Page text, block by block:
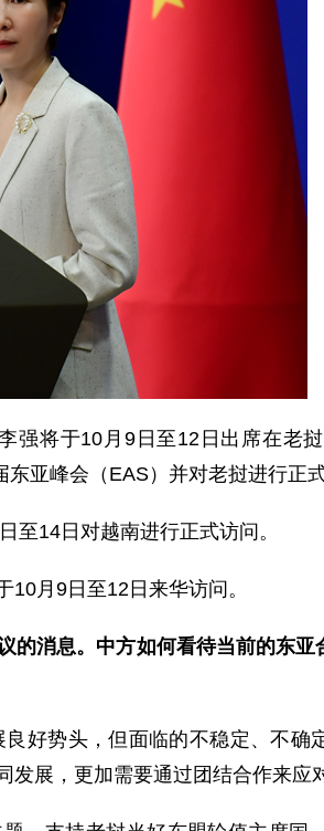
强将于10月9日至12日出席在老
亚峰会（EAS）并对老挝进行正式
至14日对越南进行正式访问。
月9日至12日来华访问。
消息。中方如何看待当前的东
好势头，但面临的不稳定、不确
展，更加需要通过团结合作来应